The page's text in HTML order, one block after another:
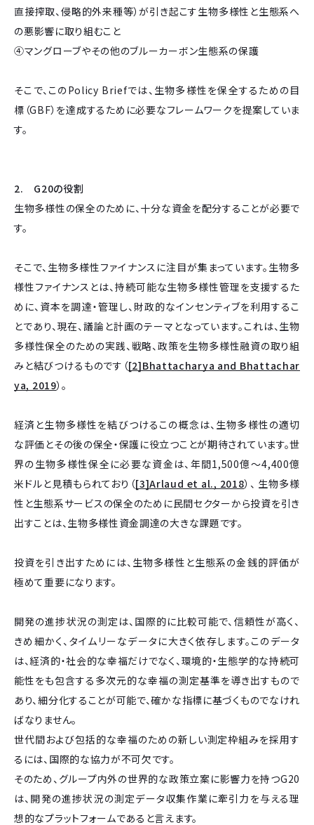
直接搾取、侵略的外来種等）が引き起こす生物多様性と生態系へ
の悪影響に取り組むこと
④マングローブやその他のブルーカーボン生態系の保護
そこで、このPolicy Briefでは、生物多様性を保全するための目
標（GBF）を達成するために必要なフレームワークを提案していま
す。
2. G20の役割
生物多様性の保全のために、十分な資金を配分することが必要で
す。
そこで、生物多様性ファイナンスに注目が集まっています。生物多
様性ファイナンスとは、持続可能な生物多様性管理を支援するた
めに、資本を調達・管理し、財政的なインセンティブを利用するこ
とであり、現在、議論と計画のテーマとなっています。これは、生物
多様性保全のための実践、戦略、政策を生物多様性融資の取り組
みと結びつけるものです（[2]Bhattacharya and Bhattachar
ya, 2019）。
経済と生物多様性を結びつけるこの概念は、生物多様性の適切
な評価とその後の保全・保護に役立つことが期待されています。世
界の生物多様性保全に必要な資金は、年間1,500億～4,400億
米ドルと見積もられており（[3]Arlaud et al., 2018）、 生物多様
性と生態系サービスの保全のために民間セクターから投資を引き
出すことは、生物多様性資金調達の大きな課題です。
投資を引き出すためには、生物多様性と生態系の金銭的評価が
極めて重要になります。
開発の進捗状況の測定は、国際的に比較可能で、信頼性が高く、
きめ細かく、タイムリーなデータに大きく依存します。このデータ
は、経済的・社会的な幸福だけでなく、環境的・生態学的な持続可
能性をも包含する多次元的な幸福の測定基準を導き出すもので
あり、細分化することが可能で、確かな指標に基づくものでなけれ
ばなりません。
世代間および包括的な幸福のための新しい測定枠組みを採用す
るには、国際的な協力が不可欠です。
そのため、グループ内外の世界的な政策立案に影響力を持つG20
は、開発の進捗状況の測定データ収集作業に牽引力を与える理
想的なプラットフォームであると言えます。